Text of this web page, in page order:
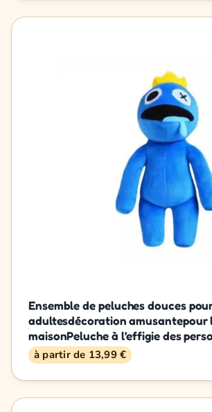
Ensemble de peluches douces
adultesdécoration amusantepour
maisonPeluche à l’effigie des
à partir de 13,99 €